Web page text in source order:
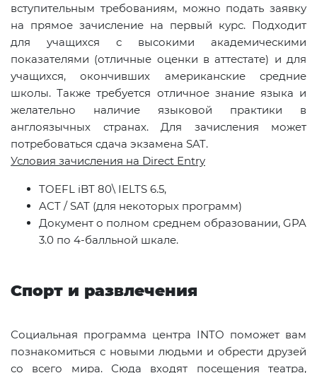
вступительным требованиям, можно подать заявку
на прямое зачисление на первый курс. Подходит
для учащихся с высокими академическими
показателями (отличные оценки в аттестате) и для
учащихся, окончивших американские средние
школы. Также требуется отличное знание языка и
желательно наличие языковой практики в
англоязычных странах. Для зачисления может
потребоваться сдача экзамена SAT.
Условия зачисления на Direct Entry
TOEFL iBT 80\ IELTS 6.5,
ACT / SAT (для некоторых программ)
Документ о полном среднем образовании, GPA
3.0 по 4‑балльной шкале.
Спорт и развлечения
Социальная программа центра INTO поможет вам
познакомиться с новыми людьми и обрести друзей
со всего мира. Сюда входят посещения театра,